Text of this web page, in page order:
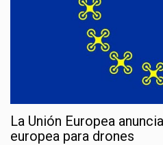
La Unión Europea
europea para drones